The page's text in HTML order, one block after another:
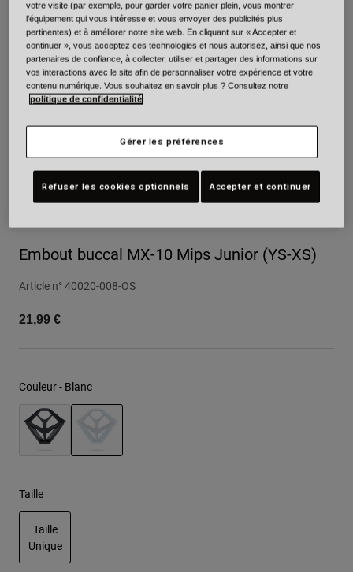
Adventure
Rétro
Urbain
BMX
Pièces détachées
Embout buccal MX-10 Mips Junior (YS-XS)
Article n° 40020-008-OS
21,99 €
Couleur - Blanc
Taille
Taille
Unique
votre visite (par exemple, pour garder votre panier plein, vous montrer
l'équipement qui vous intéresse et vous envoyer des publicités plus
pertinentes) et à améliorer notre site web. En cliquant sur « Accepter et
continuer », vous acceptez ces technologies et nous autorisez, ainsi que nos
partenaires de confiance, à collecter, utiliser et partager des informations sur
vos interactions avec le site afin de personnaliser votre expérience et votre
contenu numérique. Vous souhaitez en savoir plus ? Consultez notre
politique de confidentialité.
Gérer les préférences
Refuser les cookies optionnels Accepter et continuer